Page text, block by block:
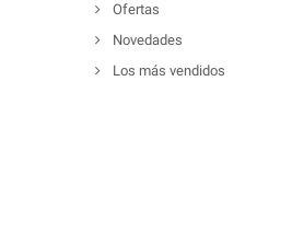
Ofertas
Novedades
Los más vendidos